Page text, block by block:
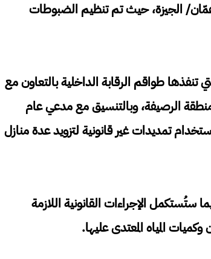
الجيزة، حيث تم تنظيم الضبوطات
طواقم الرقابة الداخلية بالتعاون مع
منطقة الرصيفة، وبالتنسيق مع مدعي عام
تمديدات غير قانونية لتزويد عدة منازل
ستُستكمل الإجراءات القانونية اللازمة
المياه المعتدى عليها.